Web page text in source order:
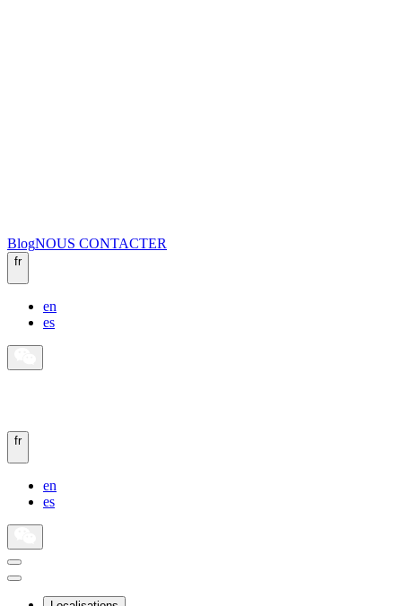
BlogNOUS CONTACTER
fr
en
es
fr
en
es